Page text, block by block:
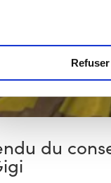
Refuser
du